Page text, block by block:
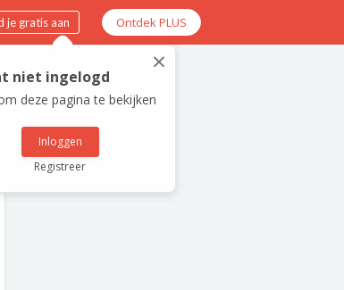
je gratis aan Ontdek PLUS
×
niet ingelogd
deze pagina te bekijken
Inloggen
Registreer